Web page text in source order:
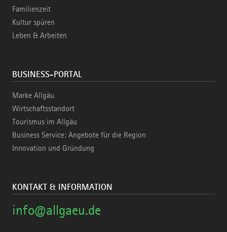
Familienzeit
Kultur spüren
Leben & Arbeiten
BUSINESS-PORTAL
Marke Allgäu
Wirtschaftsstandort
Tourismus im Allgäu
Business Service: Angebote für die Region
Innovation und Gründung
KONTAKT & INFORMATION
info@allgaeu.de